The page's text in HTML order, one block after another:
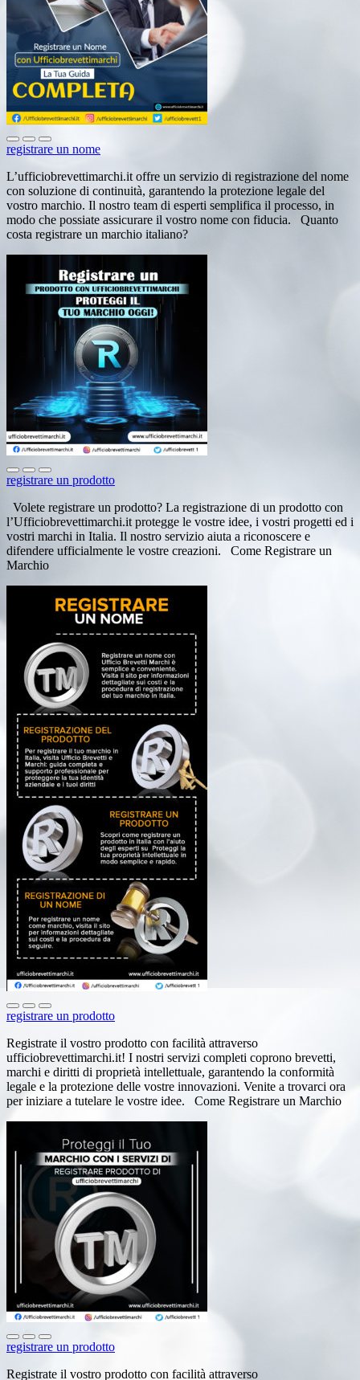
registrare un nome
L’ufficiobrevettimarchi.it offre un servizio di registrazione del nome
con soluzione di continuità, garantendo la protezione legale del
vostro marchio. Il nostro team di esperti semplifica il processo, in
modo che possiate assicurare il vostro nome con fiducia. Quanto
costa registrare un marchio italiano?
registrare un prodotto
Volete registrare un prodotto? La registrazione di un prodotto con
l’Ufficiobrevettimarchi.it protegge le vostre idee, i vostri progetti ed i
vostri marchi in Italia. Il nostro servizio aiuta a riconoscere e
difendere ufficialmente le vostre creazioni. Come Registrare un
Marchio
registrare un prodotto
Registrate il vostro prodotto con facilità attraverso
ufficiobrevettimarchi.it! I nostri servizi completi coprono brevetti,
marchi e diritti di proprietà intellettuale, garantendo la conformità
legale e la protezione delle vostre innovazioni. Venite a trovarci ora
per iniziare a tutelare le vostre idee. Come Registrare un Marchio
registrare un prodotto
Registrate il vostro prodotto con facilità attraverso